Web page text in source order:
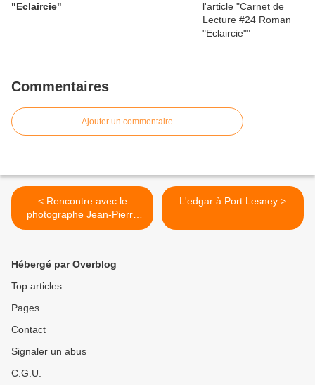
"Eclaircie"
Commentaires
Ajouter un commentaire
< Rencontre avec le
photographe Jean-Pierre
Amet
L'edgar à Port Lesney >
Hébergé par Overblog
Top articles
Pages
Contact
Signaler un abus
C.G.U.